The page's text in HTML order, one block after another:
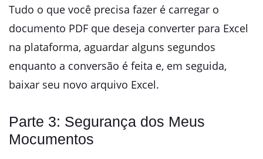
Tudo o que você precisa fazer é carregar o
documento PDF que deseja converter para Excel
na plataforma, aguardar alguns segundos
enquanto a conversão é feita e, em seguida,
baixar seu novo arquivo Excel.
Parte 3: Segurança dos Meus
Mocumentos